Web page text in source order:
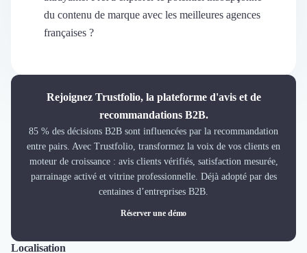
Demander une démo
Intérim
Marque Employeur
Conseil en Management et Organisation
Gestion paie
Qualité de Vie au Travail (QVT)
Responsabilité Sociétale des Entreprises (RSE)
Marketplace de freelance
Coaching
du contenu de marque avec les meilleures agences
françaises ?
Rejoignez Trustfolio, la plateforme d'avis et de
recommandations B2B.
85 % des décisions B2B sont influencées par la recommandation
entre pairs. Avec Trustfolio, transformez la voix de vos clients en
moteur de croissance : avis clients vérifiés, satisfaction mesurée,
parrainage activé et vitrine professionnelle. Déjà adopté par des
centaines d’entreprises B2B.
Réserver une démo
Localisation
ToutLyonParis